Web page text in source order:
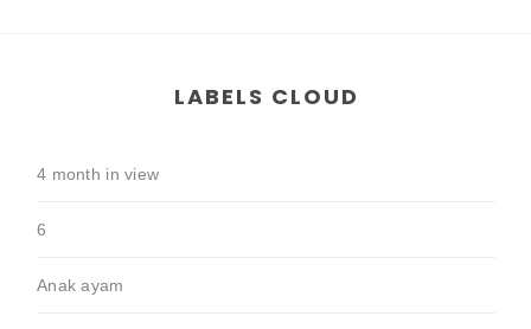
LABELS CLOUD
4 month in view
6
Anak ayam